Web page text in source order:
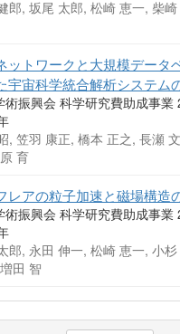
郎, 坂尾 太郎, 松崎 恵一, 柴
ットワークと大規模データ
宇宙科学統合解析システム
術振興会 科学研究費助成事業
, 笠羽 康正, 橋本 正之, 長瀬
育
レアの粒子加速と磁場構造
術振興会 科学研究費助成事業
郎, 永田 伸一, 松崎 恵一, 小
田 智